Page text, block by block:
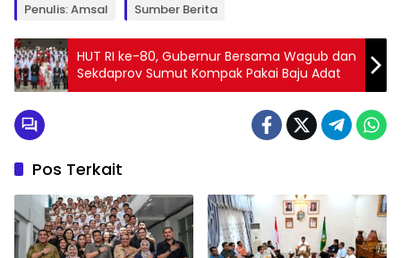
Penulis: Amsal Sumber Berita
HUT RI ke-80, Gubernur Bersama Wagub dan
Sekdaprov Sumut Kompak Pakai Baju Adat
Pos Terkait